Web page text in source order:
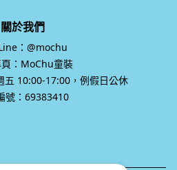
關於我們
：@mochu
：MoChu童裝
五 10:00-17:00，例假日公休
號：69383410